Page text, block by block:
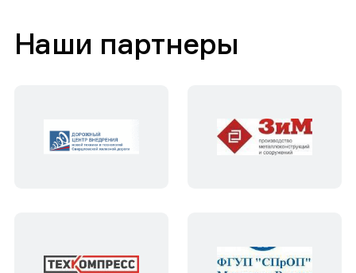
Наши партнеры